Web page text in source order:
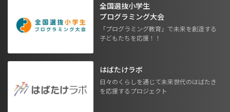
全国選抜小学生
プログラミング大会
「プログラミング教育」で未来を創造する
子どもたちを応援！！
はばたけラボ
日々のくらしを通じて未来世代のはばたき
を応援するプロジェクト